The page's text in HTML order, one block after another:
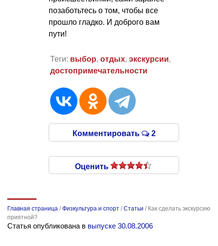
позаботьтесь о том, чтобы все
прошло гладко. И доброго вам
пути!
Теги: выбор, отдых, экскурсии,
достопримечательности
Комментировать 2
Оценить
Главная страница /Физкультура и спорт /Статьи / Как сделать экскурсию
приятной?
Статья опубликована в выпуске 30.08.2006